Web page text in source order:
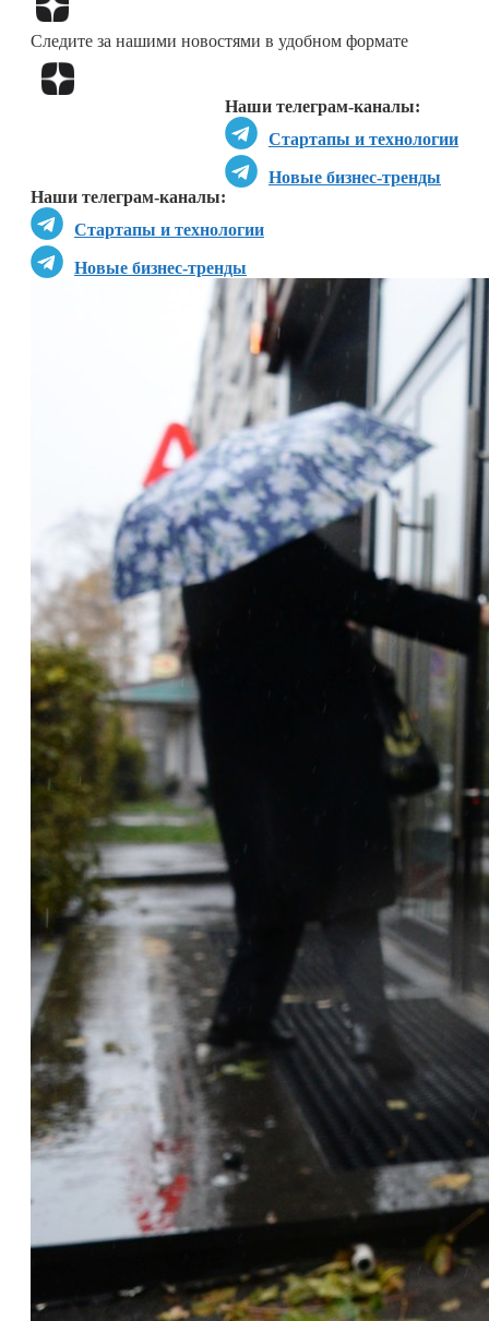
Следите за нашими новостями в удобном формате
Наши телеграм-каналы:
Стартапы и технологии
Новые бизнес-тренды
Наши телеграм-каналы:
Стартапы и технологии
Новые бизнес-тренды